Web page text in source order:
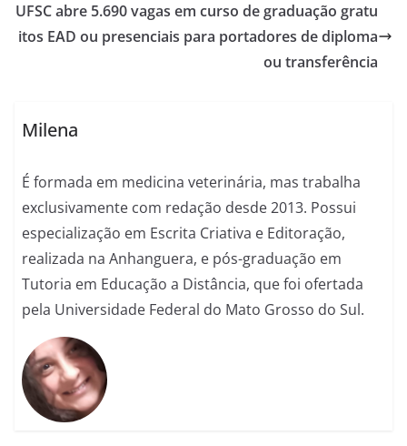
UFSC abre 5.690 vagas em curso de graduação gratu
itos EAD ou presenciais para portadores de diploma
ou transferência
Milena
É formada em medicina veterinária, mas trabalha
exclusivamente com redação desde 2013. Possui
especialização em Escrita Criativa e Editoração,
realizada na Anhanguera, e pós-graduação em
Tutoria em Educação a Distância, que foi ofertada
pela Universidade Federal do Mato Grosso do Sul.